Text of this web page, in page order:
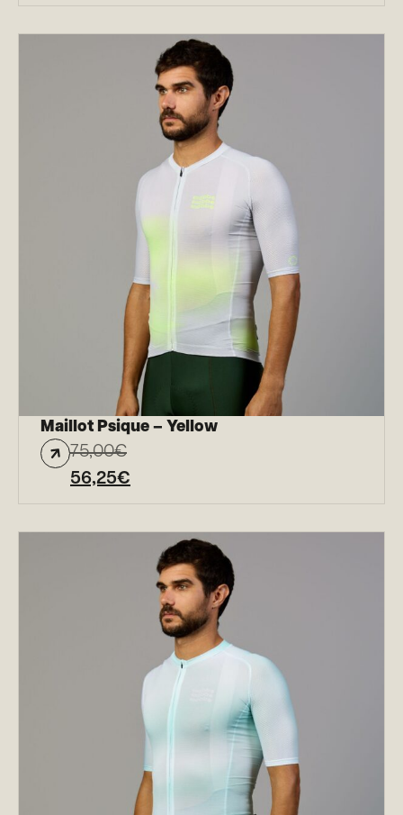
Maillot Psique – Yellow
75,00€
56,25€